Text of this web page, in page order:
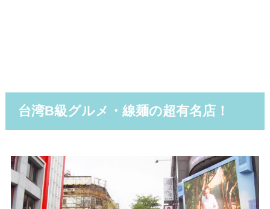
台湾B級グルメ・線麺の超有名店！